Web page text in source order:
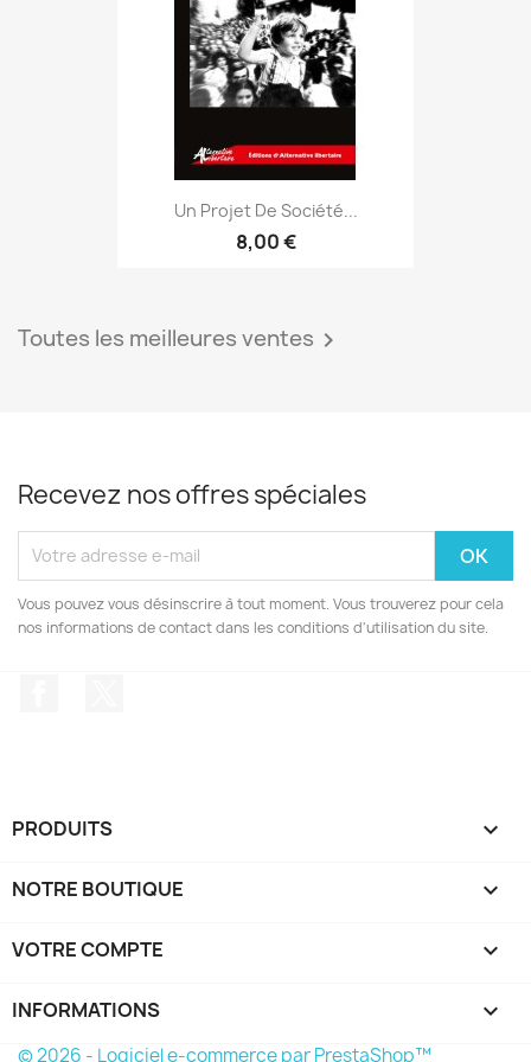
Un Projet De Société...
8,00 €
Toutes les meilleures ventes 
Recevez nos offres spéciales
Vous pouvez vous désinscrire à tout moment. Vous trouverez pour cela
nos informations de contact dans les conditions d'utilisation du site.
PRODUITS 
NOTRE BOUTIQUE 
VOTRE COMPTE 
INFORMATIONS keyboard_arrow_down
© 2026 - Logiciel e-commerce par PrestaShop™